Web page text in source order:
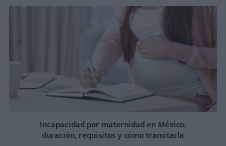
Incapacidad por maternidad en México:
duración, requisitos y cómo tramitarla